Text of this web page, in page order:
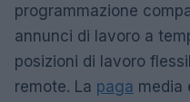
programmazione
annunci di lavoro a
posizioni di lavoro
remote. La paga media